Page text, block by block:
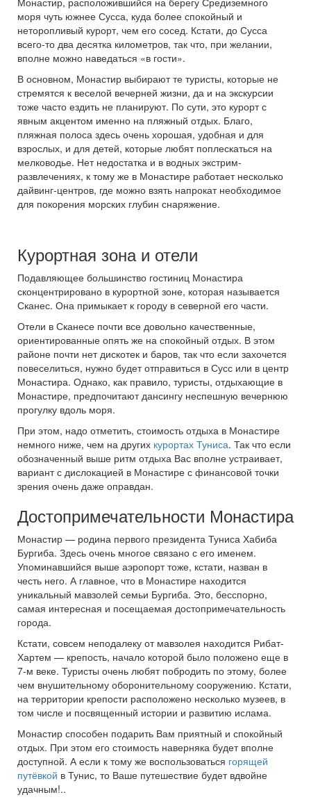
моря чуть южнее Сусса, куда более спокойный и
неторопливый курорт, чем его сосед. Кстати, до Сусса
всего-то два десятка километров, так что, при желании,
вполне можно наведаться «в гости».
В основном, Монастир выбирают те туристы, которые не
стремятся к веселой вечерней жизни, да и на экскурсии
тоже часто ездить не планируют. По сути, это курорт с
явным акцентом именно на пляжный отдых. Благо,
пляжная полоса здесь очень хорошая, удобная и для
взрослых, и для детей, которые любят поплескаться на
мелководье. Нет недостатка и в водных экстрим-
развлечениях, к тому же в Монастире работает несколько
дайвинг-центров, где можно взять напрокат необходимое
для покорения морских глубин снаряжение.
Курортная зона и отели
Подавляющее большинство гостиниц Монастира
сконцентрировано в курортной зоне, которая называется
Сканес. Она примыкает к городу в северной его части.
Отели в Сканесе почти все довольно качественные,
ориентированные опять же на спокойный отдых. В этом
районе почти нет дискотек и баров, так что если захочется
повеселиться, нужно будет отправиться в Сусс или в центр
Монастира. Однако, как правило, туристы, отдыхающие в
Монастире, предпочитают дансингу неспешную вечернюю
прогулку вдоль моря.
При этом, надо отметить, стоимость отдыха в Монастире
немного ниже, чем на других курортах Туниса. Так что если
обозначенный выше ритм отдыха Вас вполне устраивает,
вариант с дислокацией в Монастире с финансовой точки
зрения очень даже оправдан.
Достопримечательности Монастира
Монастир — родина первого президента Туниса Хабиба
Бургиба. Здесь очень многое связано с его именем.
Упоминавшийся выше аэропорт тоже, кстати, назван в
честь него. А главное, что в Монастире находится
уникальный мавзолей семьи Бургиба. Это, бесспорно,
самая интересная и посещаемая достопримечательность
города.
Кстати, совсем неподалеку от мавзолея находится Рибат-
Хартем — крепость, начало которой было положено еще в
7-м веке. Туристы очень любят побродить по этому, более
чем внушительному оборонительному сооружению. Кстати,
на территории крепости расположено несколько музеев, в
том числе и посвященный истории и развитию ислама.
Монастир способен подарить Вам приятный и спокойный
отдых. При этом его стоимость наверняка будет вполне
доступной. А если к тому же воспользоваться горящей
путёвкой в Тунис, то Ваше путешествие будет вдвойне
удачным!..